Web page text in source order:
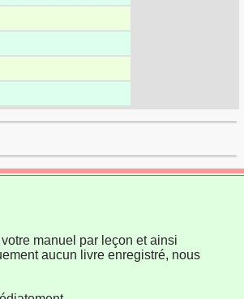
manuel par leçon et ainsi
aucun livre enregistré, nous